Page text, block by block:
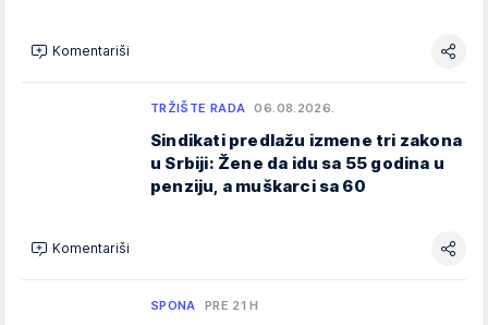
Komentariši
TRŽIŠTE RADA 06.08.2026.
Sindikati predlažu izmene tri zakona
u Srbiji: Žene da idu sa 55 godina u
penziju, a muškarci sa 60
Komentariši
SPONA PRE 21 H